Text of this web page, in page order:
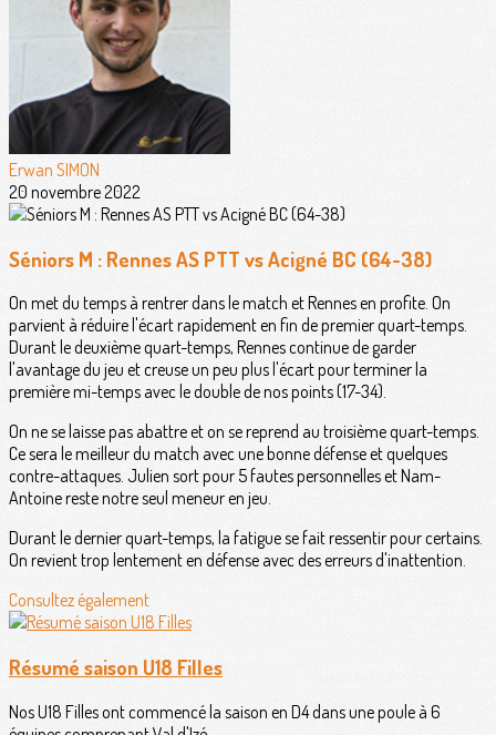
Erwan SIMON
20 novembre 2022
Séniors M : Rennes AS PTT vs Acigné BC (64-38)
On met du temps à rentrer dans le match et Rennes en profite. On
parvient à réduire l'écart rapidement en fin de premier quart-temps.
Durant le deuxième quart-temps, Rennes continue de garder
l'avantage du jeu et creuse un peu plus l'écart pour terminer la
première mi-temps avec le double de nos points (17-34).
On ne se laisse pas abattre et on se reprend au troisième quart-temps.
Ce sera le meilleur du match avec une bonne défense et quelques
contre-attaques. Julien sort pour 5 fautes personnelles et Nam-
Antoine reste notre seul meneur en jeu.
Durant le dernier quart-temps, la fatigue se fait ressentir pour certains.
On revient trop lentement en défense avec des erreurs d'inattention.
Consultez également
Résumé saison U18 Filles
Nos U18 Filles ont commencé la saison en D4 dans une poule à 6